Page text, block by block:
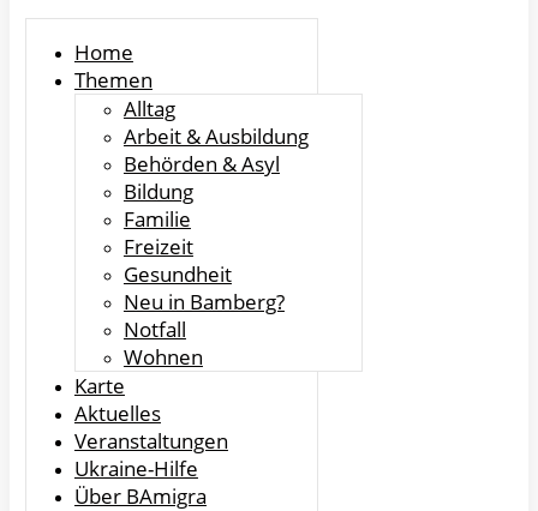
Home
Themen
Alltag
Arbeit & Ausbildung
Behörden & Asyl
Bildung
Familie
Freizeit
Gesundheit
Neu in Bamberg?
Notfall
Wohnen
Karte
Aktuelles
Veranstaltungen
Ukraine-Hilfe
Über BAmigra